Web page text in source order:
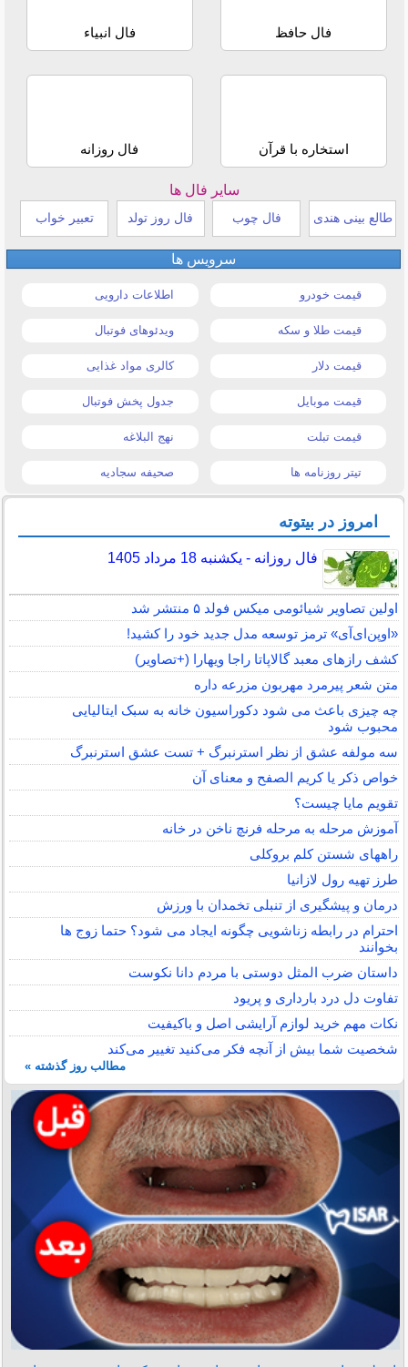
فال حافظ فال انبیاء
استخاره با قرآن فال روزانه
سایر فال ها
طالع بینی هندی فال چوب فال روز تولد تعبیر خواب
سرویس ها
قیمت خودرو اطلاعات دارویی
قیمت طلا و سکه ویدئوهای فوتبال
قیمت دلار کالری مواد غذایی
قیمت موبایل جدول پخش فوتبال
قیمت تبلت نهج البلاغه
تیتر روزنامه ها صحیفه سجادیه
امروز در بیتوته
فال روزانه - یکشنبه 18 مرداد 1405
اولین تصاویر شیائومی میکس فولد ۵ منتشر شد
«اوپن‌ای‌آی» ترمز توسعه مدل جدید خود را کشید!
کشف رازهای معبد گالاپاتا راجا ویهارا (+تصاویر)
متن شعر پیرمرد مهربون مزرعه داره
چه چیزی باعث می شود دکوراسیون خانه به سبک ایتالیایی
محبوب شود
سه مولفه عشق از نظر استرنبرگ + تست عشق استرنبرگ
خواص ذکر یا کریم الصفح و معنای آن
تقویم مایا چیست؟
آموزش مرحله به مرحله فرنچ ناخن در خانه
راههای شستن کلم بروکلی
طرز تهیه رول لازانیا
درمان و پیشگیری از تنبلی تخمدان با ورزش
احترام در رابطه زناشویی چگونه ایجاد می شود؟ حتما زوج ها
بخوانند
داستان ضرب المثل دوستی با مردم دانا نكوست
تفاوت دل درد بارداری و پریود
نکات مهم خرید لوازم آرایشی اصل و باکیفیت
شخصیت شما بیش از آنچه فکر می‌کنید تغییر می‌کند
مطالب روز گذشته »